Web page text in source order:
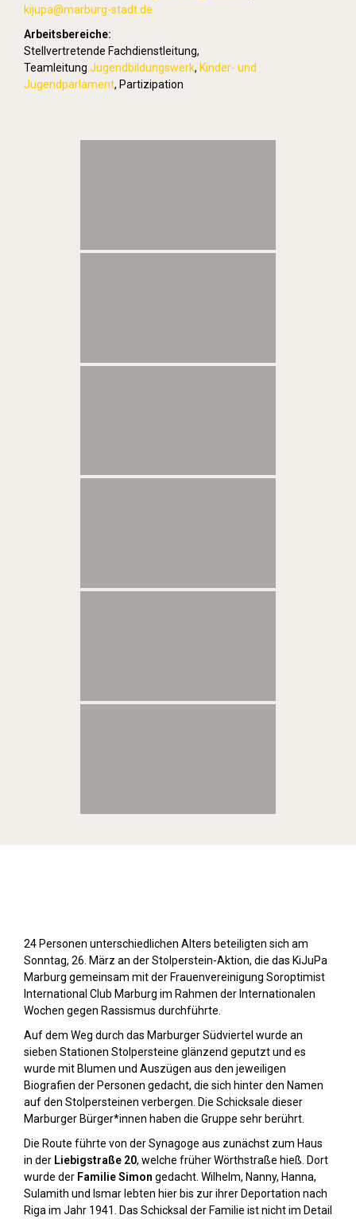
kijupa@marburg-stadt.de
Arbeitsbereiche:
Stellvertretende Fachdienstleitung,
Teamleitung Jugendbildungswerk, Kinder- und
Jugendparlament, Partizipation
24 Personen unterschiedlichen Alters beteiligten sich am
Sonntag, 26. März an der Stolperstein-Aktion, die das KiJuPa
Marburg gemeinsam mit der Frauenvereinigung Soroptimist
International Club Marburg im Rahmen der Internationalen
Wochen gegen Rassismus durchführte.
Auf dem Weg durch das Marburger Südviertel wurde an
sieben Stationen Stolpersteine glänzend geputzt und es
wurde mit Blumen und Auszügen aus den jeweiligen
Biografien der Personen gedacht, die sich hinter den Namen
auf den Stolpersteinen verbergen. Die Schicksale dieser
Marburger Bürger*innen haben die Gruppe sehr berührt.
Die Route führte von der Synagoge aus zunächst zum Haus
in der Liebigstraße 20, welche früher Wörthstraße hieß. Dort
wurde der Familie Simon gedacht. Wilhelm, Nanny, Hanna,
Sulamith und Ismar lebten hier bis zur ihrer Deportation nach
Riga im Jahr 1941. Das Schicksal der Familie ist nicht im Detail